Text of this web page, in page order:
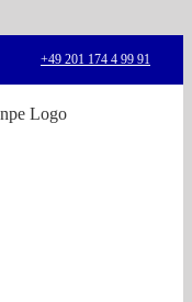
+49 201 174 4 99 91